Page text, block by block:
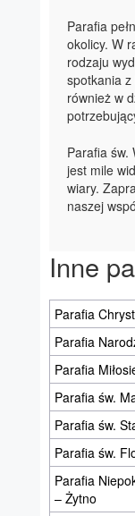
Parafia
okolicy. W
rodzaju
spotkania
również w
Parafia św.
jest mile
wiary.
naszej
Inne
Parafia
Parafia
Parafia
Parafia św.
Parafia św.
Parafia św.
Parafia
– Żytno